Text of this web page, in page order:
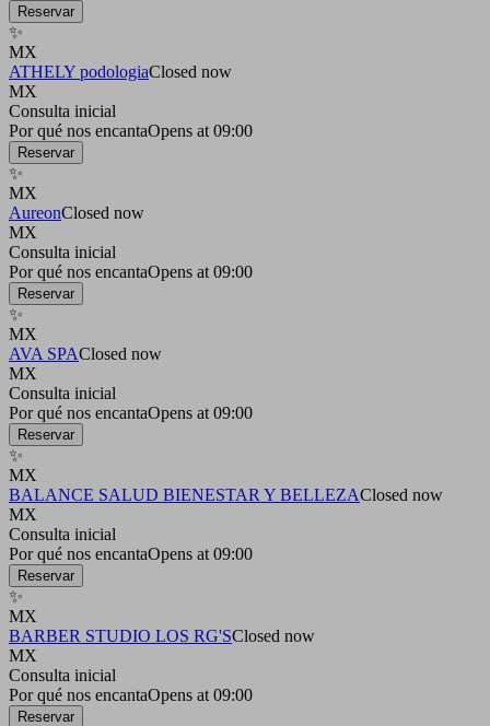
Reservar
✨
MX
ATHELY podologiaClosed now
MX
Consulta inicial
Por qué nos encantaOpens at 09:00
Reservar
✨
MX
AureonClosed now
MX
Consulta inicial
Por qué nos encantaOpens at 09:00
Reservar
✨
MX
AVA SPAClosed now
MX
Consulta inicial
Por qué nos encantaOpens at 09:00
Reservar
✨
MX
BALANCE SALUD BIENESTAR Y BELLEZAClosed now
MX
Consulta inicial
Por qué nos encantaOpens at 09:00
Reservar
✨
MX
BARBER STUDIO LOS RG'SClosed now
MX
Consulta inicial
Por qué nos encantaOpens at 09:00
Reservar